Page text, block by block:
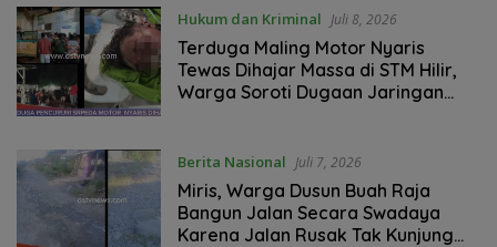
Hukum dan Kriminal Juli 8, 2026
Terduga Maling Motor Nyaris
Tewas Dihajar Massa di STM Hilir,
Warga Soroti Dugaan Jaringan
Berita Nasional Juli 7, 2026
Miris, Warga Dusun Buah Raja
Bangun Jalan Secara Swadaya
Karena Jalan Rusak Tak Kunjung